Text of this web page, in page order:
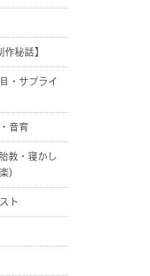
秘話】
・サプライ
音育
教・寝かし
)
ト